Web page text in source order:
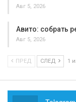
Авг 5, 2026
Авито: собрать
Авг 5, 2026
ПРЕД СЛЕД 1